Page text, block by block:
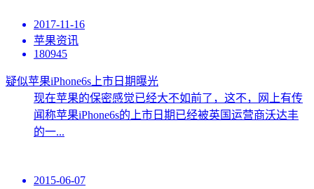
2017-11-16
苹果资讯
180945
疑似苹果iPhone6s上市日期曝光
现在苹果的保密感觉已经大不如前了，这不，网上有传
闻称苹果iPhone6s的上市日期已经被英国运营商沃达丰
的一...
2015-06-07